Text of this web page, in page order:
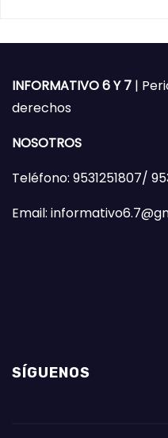
INFORMATIVO 6 Y 7 |
derechos
NOSOTROS
Teléfono: 9531251807/
Email:
SÍGUENOS